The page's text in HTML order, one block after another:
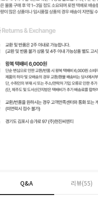
Q&A 리뷰(55)